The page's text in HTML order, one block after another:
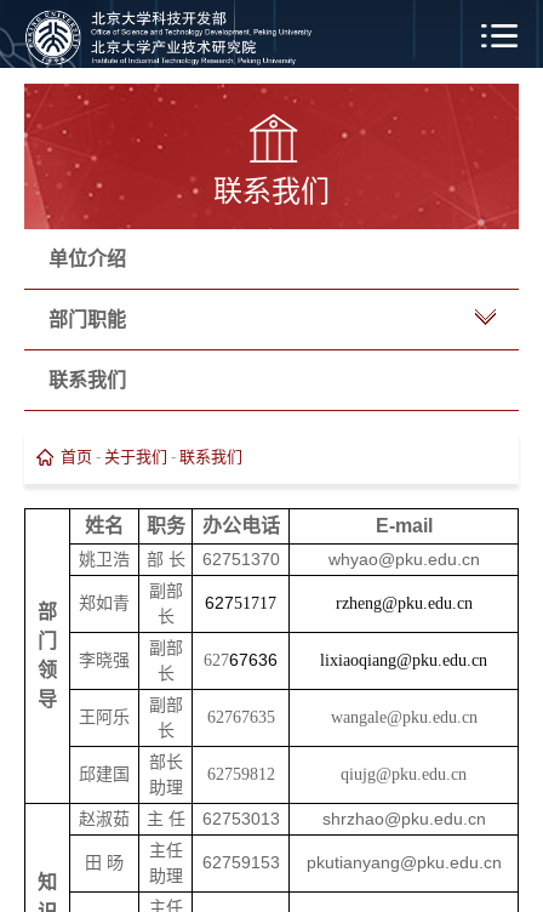
联系我们
单位介绍
部门职能
联系我们
首页 - 关于我们 - 联系我们
部
门
领
导
姓名 职务 办公电话 E-mail
姚卫浩 部 长 62751370 whyao@pku.edu.cn
郑如青
副部
长
62751717 rzheng@pku.edu.cn
李晓强
副部
长
62767636 lixiaoqiang@pku.edu.cn
王阿乐
副部
长
62767635 wangale@pku.edu.cn
邱建国
部长
助理
62759812 qiujg@pku.edu.cn
知
赵淑茹 主 任 62753013 shrzhao@pku.edu.cn
田 旸
主任
助理
62759153 pkutianyang@pku.edu.cn
主任